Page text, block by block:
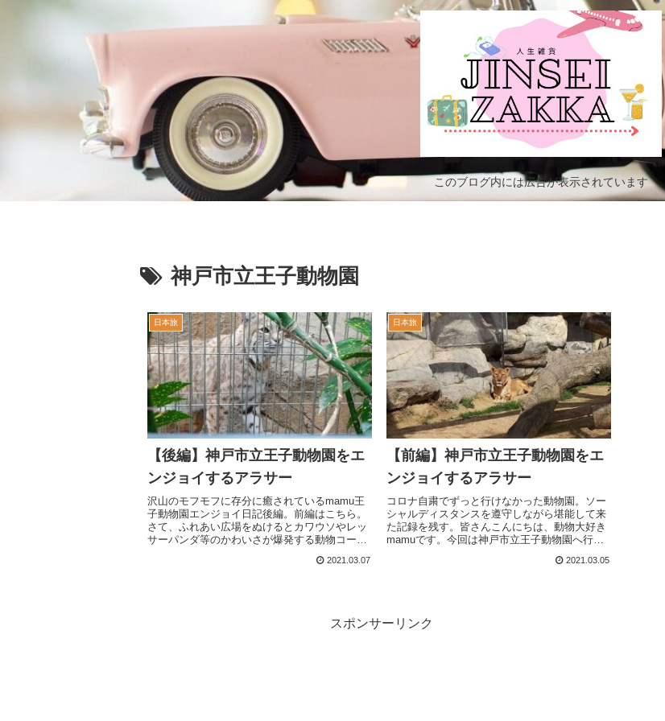
このブログ内には広告が表示されています
神戸市立王子動物園
日本旅
【後編】神戸市立王子動物園をエ
ンジョイするアラサー
沢山のモフモフに存分に癒されているmamu王
子動物園エンジョイ日記後編。前編はこちら。
さて、ふれあい広場をぬけるとカワウソやレッ
サーパンダ等のかわいさが爆発する動物コーナ
2021.03.07
日本旅
【前編】神戸市立王子動物園をエ
ンジョイするアラサー
コロナ自粛でずっと行けなかった動物園。ソー
シャルディスタンスを遵守しながら堪能して来
た記録を残す。皆さんこんにちは、動物大好き
mamuです。今回は神戸市立王子動物園へ行っ
2021.03.05
スポンサーリンク